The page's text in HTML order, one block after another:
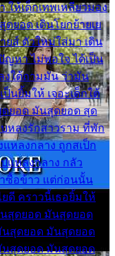
ห้เด็กเทพเหลียวมอง
ยอด เดินโยกย้ายเย
ยส์ ตัวใหม่ใส่มา เดิน
ญหา ไม่พอใจ ได้เป็น
งใต้ถามมัน ว่ามัน
นยิ้มให้ เจอะเด็กใต้
ดยอด มันสุดยอด สุด
หลงรักสาวราม ที่พัก
แหลงกลาง ถูกสเป็ก
แหลงกลาง กลัว
าซื้อข้าว แต่ก่อนนั้น
ยดี คราวนี้เธอยิ้มให้
สุดยอด มันสุดยอด
สุดยอด มันสุดยอด
สุดยอด มันสุดยอด